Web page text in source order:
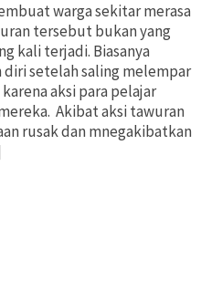
warga sekitar merasa
tersebut bukan yang
kali terjadi. Biasanya
setelah saling melempar
aksi para pelajar
Akibat aksi tawuran
rusak dan mnegakibatkan